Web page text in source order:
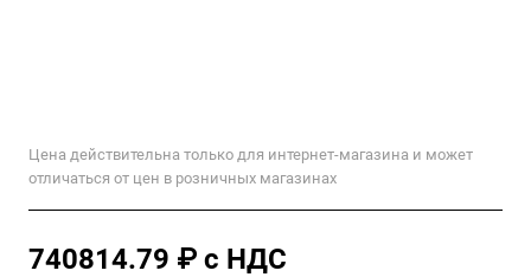
Цена действительна только для интернет-магазина и может
отличаться от цен в розничных магазинах
740814.79 ₽ с НДС